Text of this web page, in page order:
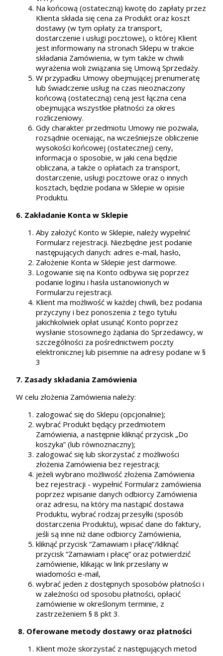
Na końcową (ostateczną) kwotę do zapłaty przez
Klienta składa się cena za Produkt oraz koszt
dostawy (w tym opłaty za transport,
dostarczenie i usługi pocztowe), o której Klient
jest informowany na stronach Sklepu w trakcie
składania Zamówienia, w tym także w chwili
wyrażenia woli związania się Umową Sprzedaży.
W przypadku Umowy obejmującej prenumeratę
lub świadczenie usług na czas nieoznaczony
końcową (ostateczną) ceną jest łączna cena
obejmująca wszystkie płatności za okres
rozliczeniowy.
Gdy charakter przedmiotu Umowy nie pozwala,
rozsądnie oceniając, na wcześniejsze obliczenie
wysokości końcowej (ostatecznej) ceny,
informacja o sposobie, w jaki cena będzie
obliczana, a także o opłatach za transport,
dostarczenie, usługi pocztowe oraz o innych
kosztach, będzie podana w Sklepie w opisie
Produktu.
6. Zakładanie Konta w Sklepie
Aby założyć Konto w Sklepie, należy wypełnić
Formularz rejestracji. Niezbędne jest podanie
następujących danych: adres e-mail, hasło,
Założenie Konta w Sklepie jest darmowe.
Logowanie się na Konto odbywa się poprzez
podanie loginu i hasła ustanowionych w
Formularzu rejestracji.
Klient ma możliwość w każdej chwili, bez podania
przyczyny i bez ponoszenia z tego tytułu
jakichkolwiek opłat usunąć Konto poprzez
wysłanie stosownego żądania do Sprzedawcy, w
szczególności za pośrednictwem poczty
elektronicznej lub pisemnie na adresy podane w §
3
7. Zasady składania Zamówienia
W celu złożenia Zamówienia należy:
zalogować się do Sklepu (opcjonalnie);
wybrać Produkt będący przedmiotem
Zamówienia, a następnie kliknąć przycisk „Do
koszyka” (lub równoznaczny);
zalogować się lub skorzystać z możliwości
złożenia Zamówienia bez rejestracji;
jeżeli wybrano możliwość złożenia Zamówienia
bez rejestracji - wypełnić Formularz zamówienia
poprzez wpisanie danych odbiorcy Zamówienia
oraz adresu, na który ma nastąpić dostawa
Produktu, wybrać rodzaj przesyłki (sposób
dostarczenia Produktu), wpisać dane do faktury,
jeśli są inne niż dane odbiorcy Zamówienia,
kliknąć przycisk “Zamawiam i płacę”/kliknąć
przycisk “Zamawiam i płacę” oraz potwierdzić
zamówienie, klikając w link przesłany w
wiadomości e-mail,
wybrać jeden z dostępnych sposobów płatności i
w zależności od sposobu płatności, opłacić
zamówienie w określonym terminie, z
zastrzeżeniem § 8 pkt 3.
8. Oferowane metody dostawy oraz płatności
Klient może skorzystać z następujących metod